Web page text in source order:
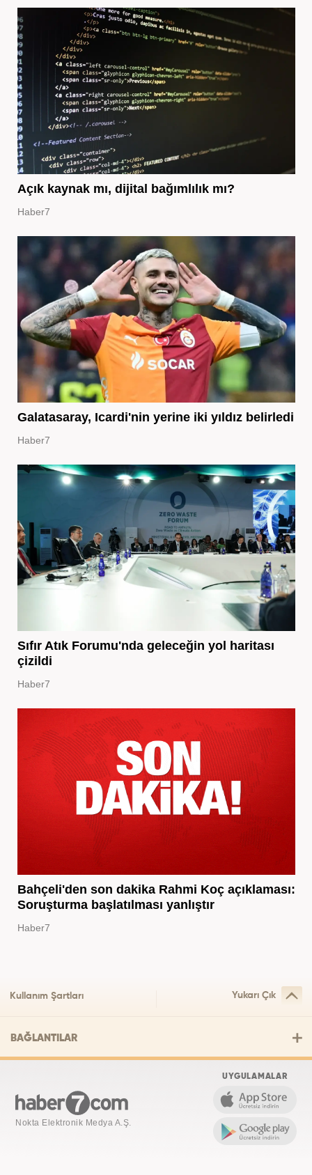
Açık kaynak mı, dijital bağımlılık mı?
Haber7
Galatasaray, Icardi'nin yerine iki yıldız belirledi
Haber7
Sıfır Atık Forumu'nda geleceğin yol haritası
çizildi
Haber7
Bahçeli'den son dakika Rahmi Koç açıklaması:
Soruşturma başlatılması yanlıştır
Haber7
Kullanım Şartları Yukarı Çık
BAĞLANTILAR
Nokta Elektronik Medya A.Ş.
UYGULAMALAR